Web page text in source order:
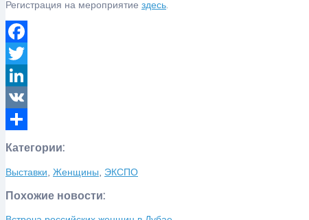
Регистрация на мероприятие здесь.
Facebook
Twitter
LinkedIn
VK
Отправить
Категории:
Выставки, Женщины, ЭКСПО
Похожие новости: